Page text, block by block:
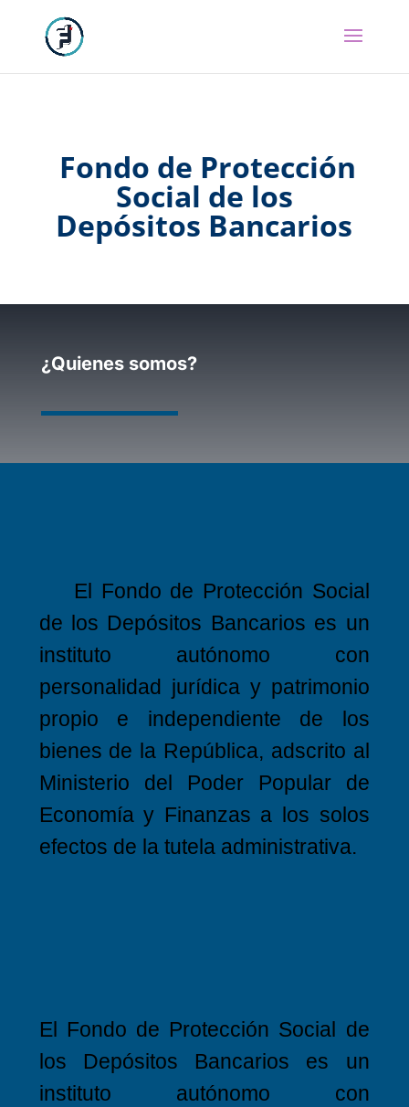
Fondo de Protección
Social de los
Depósitos Bancarios
¿Quienes somos?
El Fondo de Protección Social
de los Depósitos Bancarios es un
instituto autónomo con
personalidad jurídica y patrimonio
propio e independiente de los
bienes de la República, adscrito al
Ministerio del Poder Popular de
Economía y Finanzas a los solos
efectos de la tutela administrativa.
El Fondo de Protección Social de
los Depósitos Bancarios es un
instituto autónomo con